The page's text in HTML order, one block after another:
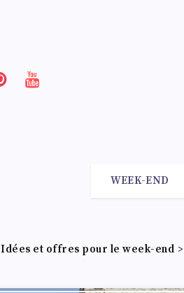
WEEK-END
Idées et offres pour le week-end >